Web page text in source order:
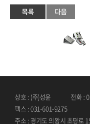
상호 : (주)성윤
전화 :
팩스 : 031-601-9275
주소 : 경기도 의왕시 초평로